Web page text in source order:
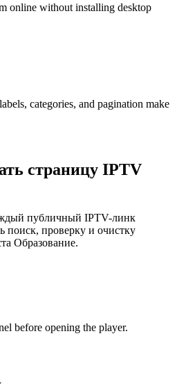
online without installing desktop
categories, and pagination make
страницу IPTV
публичный IPTV-линк
поиск, проверку и очистку
Образование.
before opening the player.